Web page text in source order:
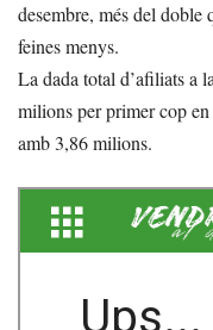
desembre, més del
feines menys.
La dada total d’afiliats a
milions per primer cop en
amb 3,86 milions.